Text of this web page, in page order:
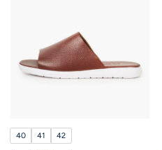
40 41 42